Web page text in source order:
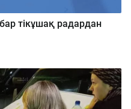
тікұшақ радардан